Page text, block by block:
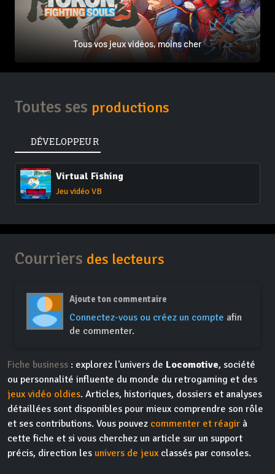
Tous vos jeux vidéos, moins cher
Toutes ses productions
DÉVELOPPEUR
Virtual Fishing
Jeu vidéo VB
Courriers des lecteurs
Ajoute ton commentaire
Connectez-vous ou créez un compte afin
de commenter.
Fiche business : explorez l'univers de Locomotive, société
ou personnalité influente du monde du retrogaming et des
jeux vidéo oldies. Articles, historiques, dossiers et analyses
détaillées sont disponibles pour mieux comprendre son rôle
et ses contributions. Vous pouvez commenter et réagir à
cette fiche et si vous cherchez un article sur un support
précis, direction les univers de jeux classés par consoles.